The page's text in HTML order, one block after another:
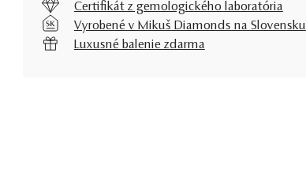
Certifikát z gemologického laboratória
Vyrobené v Mikuš Diamonds na Slovensku
Luxusné balenie zdarma